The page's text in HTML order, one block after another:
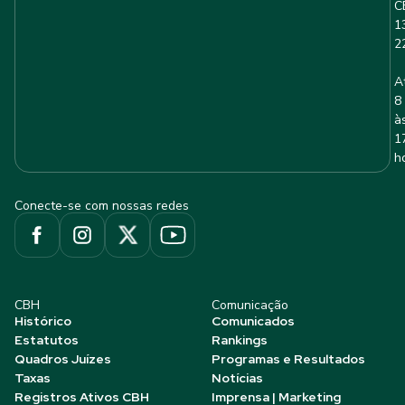
8
Conecte-se com nossas redes
CBH
Histórico
Estatutos
Quadros Juízes
Taxas
Registros Ativos CBH
Comunicação
Comunicados
Rankings
Programas e Resultados
Notícias
Imprensa | Marketing